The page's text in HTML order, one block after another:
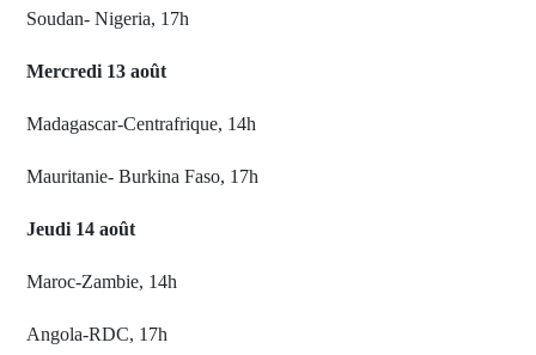
Soudan- Nigeria, 17h
Mercredi 13 août
Madagascar-Centrafrique, 14h
Mauritanie- Burkina Faso, 17h
Jeudi 14 août
Maroc-Zambie, 14h
Angola-RDC, 17h